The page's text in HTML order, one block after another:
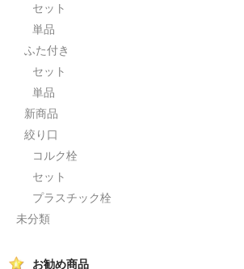
セット
単品
ふた付き
セット
単品
新商品
絞り口
コルク栓
セット
プラスチック栓
未分類
お勧め商品